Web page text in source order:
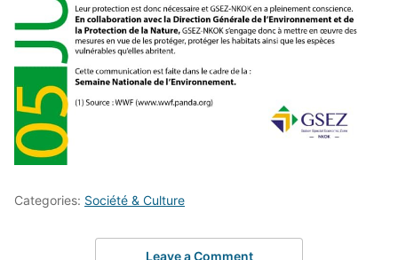
Categories: Société & Culture
Leave a Comment